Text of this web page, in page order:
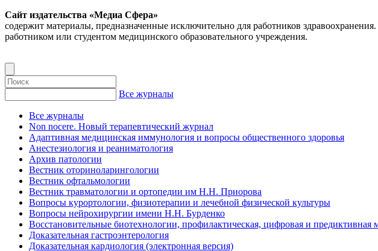
Сайт издательства «Медиа Сфера»
содержит материалы, предназначенные исключительно для работников
работником или студентом медицинского образовательного учреждения.
Все журналы
Все журналы
Non nocere. Новый терапевтический журнал
Адаптивная медицинская иммунология и вопросы общественного здоровья
Анестезиология и реаниматология
Архив патологии
Вестник оториноларингологии
Вестник офтальмологии
Вестник травматологии и ортопедии им Н.Н. Приорова
Вопросы курортологии, физиотерапии и лечебной физической культуры
Вопросы нейрохирургии имени Н.Н. Бурденко
Восстановительные биотехнологии, профилактическая, цифровая и предиктивная
Доказательная гастроэнтерология
Доказательная кардиология (электронная версия)